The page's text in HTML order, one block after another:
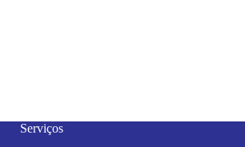
Serviços